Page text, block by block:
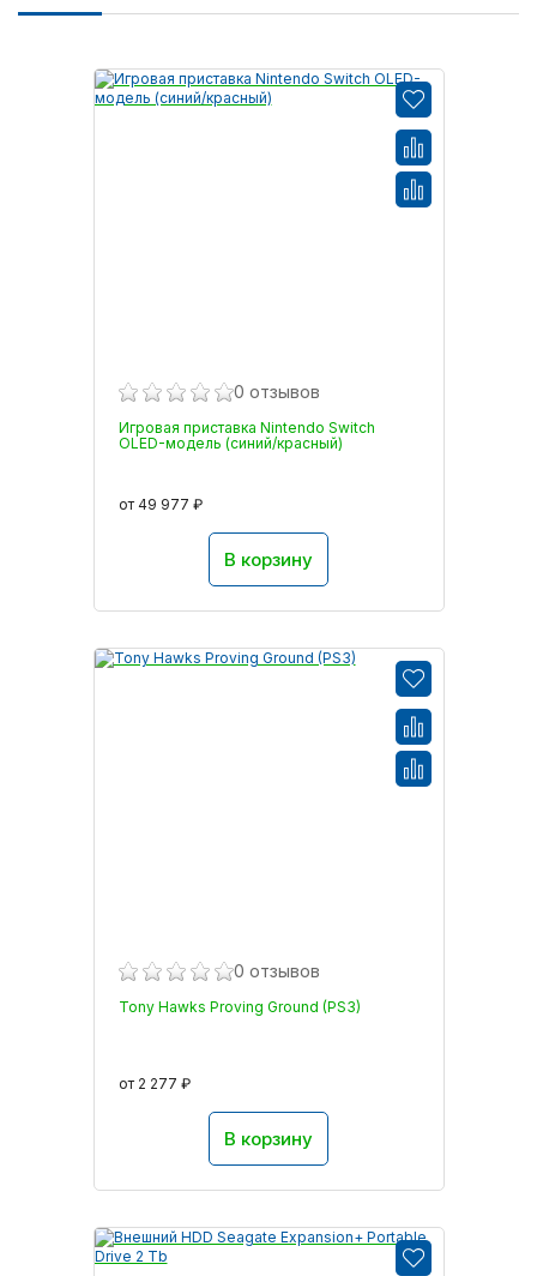
0 отзывов
Игровая приставка Nintendo Switch
OLED-модель (синий/красный)
от 49 977 ₽
В корзину
0 отзывов
Tony Hawks Proving Ground (PS3)
от 2 277 ₽
В корзину